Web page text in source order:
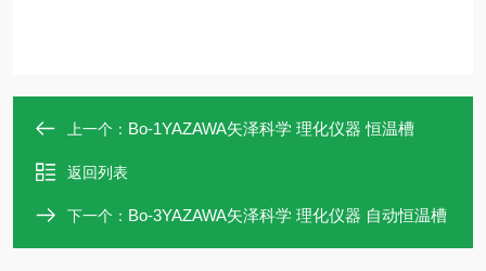
上一个： Bo-1YAZAWA矢泽科学 理化仪器 恒温槽
返回列表
下一个： Bo-3YAZAWA矢泽科学 理化仪器 自动恒温槽